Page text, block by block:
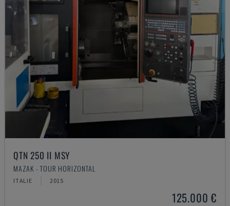
QTN 250 II MSY
MAZAK - TOUR HORIZONTAL
ITALIE 2015
125.000 €